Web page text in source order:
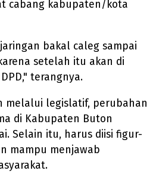
cabang kabupaten/kota
bakal caleg sampai
setelah itu akan di
terangnya.
melalui legislatif, perubahan
di Kabupaten Buton
Selain itu, harus diisi figur-
mampu menjawab